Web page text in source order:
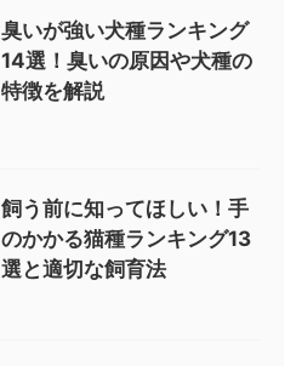
臭いが強い犬種ランキング
14選！臭いの原因や犬種の
特徴を解説
飼う前に知ってほしい！手
のかかる猫種ランキング13
選と適切な飼育法